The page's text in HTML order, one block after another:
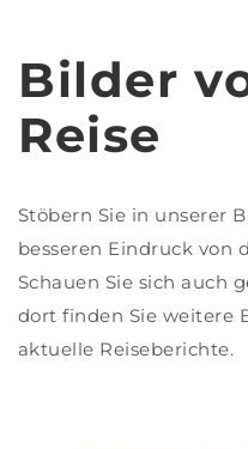
Bilder
Reise
Stöbern Sie in unserer
besseren Eindruck von
Schauen Sie sich auch
dort finden Sie weitere
aktuelle Reiseberichte.